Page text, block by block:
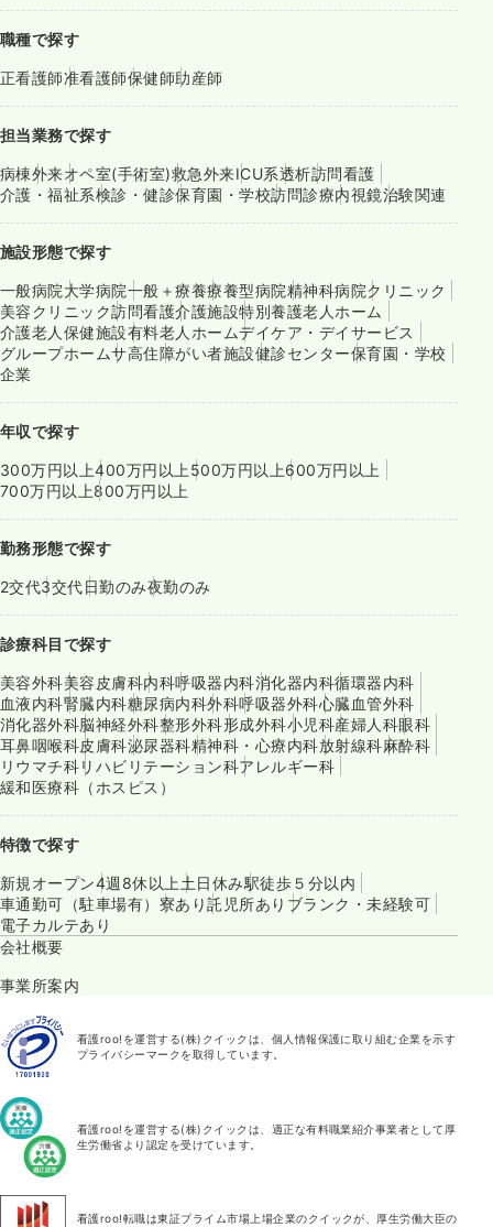
職種で探す
正看護師准看護師保健師助産師
担当業務で探す
病棟外来オペ室(手術室)救急外来ICU系透析訪問看護
介護・福祉系検診・健診保育園・学校訪問診療内視鏡治験関連
施設形態で探す
一般病院大学病院一般＋療養療養型病院精神科病院クリニック
美容クリニック訪問看護介護施設特別養護老人ホーム
介護老人保健施設有料老人ホームデイケア・デイサービス
グループホームサ高住障がい者施設健診センター保育園・学校
企業
年収で探す
300万円以上400万円以上 500万円以上600万円以上
700万円以上800万円以上
勤務形態で探す
2交代3交代日勤のみ夜勤のみ
診療科目で探す
美容外科美容皮膚科内科呼吸器内科消化器内科循環器内科
血液内科腎臓内科糖尿病内科外科呼吸器外科心臓血管外科
消化器外科脳神経外科整形外科形成外科小児科産婦人科眼科
耳鼻咽喉科皮膚科泌尿器科精神科・心療内科放射線科麻酔科
リウマチ科リハビリテーション科アレルギー科
緩和医療科（ホスピス）
特徴で探す
新規オープン4週8休以上 土日休み駅徒歩５分以内
車通勤可（駐車場有） 寮あり託児所あり ブランク・未経験可
電子カルテあり
会社概要
事業所案内
看護roo!を運営する(株)クイックは、個人情報保護に取り組む企業を示す
プライバシーマークを取得しています。
看護roo!を運営する(株)クイックは、適正な有料職業紹介事業者として厚
生労働省より認定を受けています。
看護roo!転職は東証プライム市場上場企業のクイックが、厚生労働大臣の